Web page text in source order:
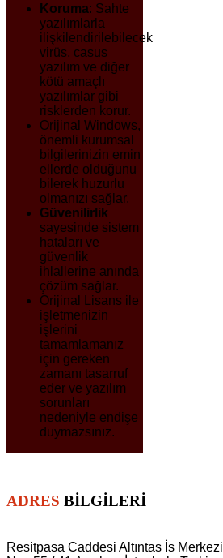
Koruma: Sahte
yazılımlarla
ilişkilendirilebilecek
virüs, casus
yazılım ve diğer
kötü amaçlı
yazılımlar gibi
risklerden korur.
Orijinal Windows,
önemli kurumsal
bilgilerinizin emin
ellerde olduğunu
bilerek huzurlu
olmanızı sağlar.
Güvenilirlik
sayesinde sistem
hataları ve
güvenlik
ihlallerine anında
çözüm sağlar.
Orijinal Lisans ile
işletmenizin
işlerini
tamamlamanız
için gereken
zamanı tasarruf
eder ve yazılım
sorunları
nedeniyle endişe
duymazsınız.
ADRES BILGILERI
Resitpasa Caddesi Altıntas İs Merkezi